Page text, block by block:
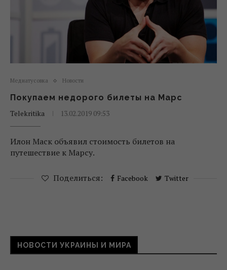
Медиатусовка Новости
Покупаем недорого билеты на Марс
Telekritika
13.02.2019 09:53
Илон Маск объявил стоимость билетов на
путешествие к Марсу.
Поделиться: Facebook Twitter
НОВОСТИ УКРАИНЫ И МИРА